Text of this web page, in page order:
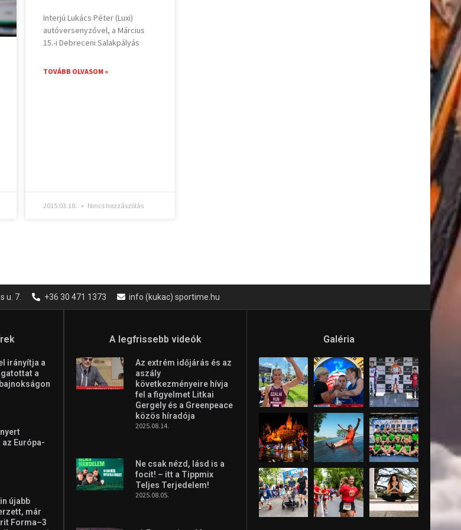
Interjú Lukács Péter (Luxi)
autóversenyzővel, a Március
15.-i Debreceni Salakpályás
TOVÁBB OLVASOM »
2015.03.10. Nincs hozzászólás
u. 7. +36 30 471 1373 info (kukac) sportime.hu
irányítja a
a
Európa-
újabb
már
Forma–3
A legfrissebb videók
Az extrém időjárás és az
aszály
következményeire hívja
fel a figyelmet Litkai
Gergely és a Greenpeace
közös híradója
2025.08.14.
Ne csak nézd, lásd is a
focit! – itt a Tippmix
Teljes Terjedelem!
2025.08.05.
Galéria